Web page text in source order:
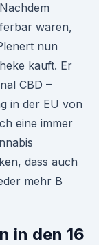
waren,
nun
kauft. Er
CBD –
in der EU von
eine immer
dass auch
mehr B
in den 16